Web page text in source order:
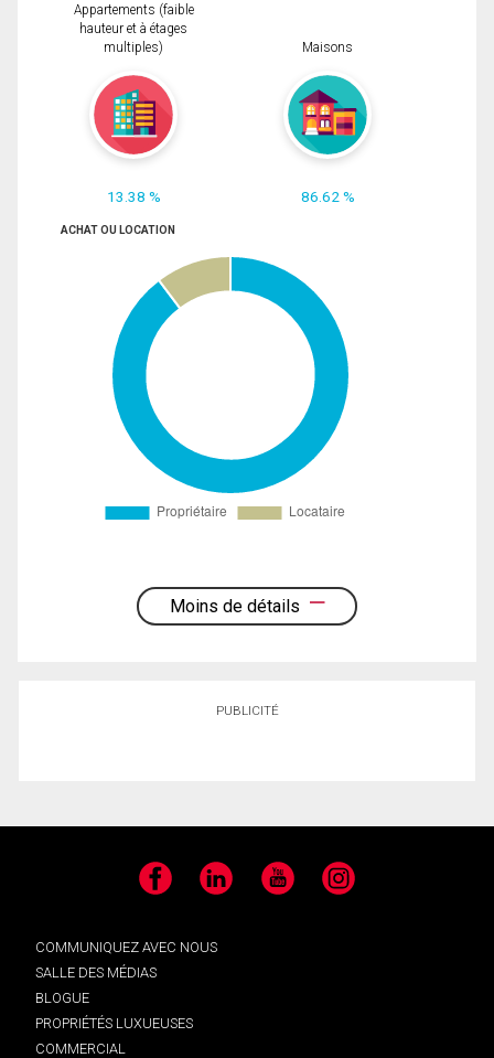
Appartements (faible
hauteur et à étages
multiples)
13.38 %
Maisons
86.62 %
ACHAT OU LOCATION
Moins de détails
PUBLICITÉ
Facebook LinkedIn YouTube Instagram
COMMUNIQUEZ AVEC NOUS
SALLE DES MÉDIAS
BLOGUE
PROPRIÉTÉS LUXUEUSES
COMMERCIAL